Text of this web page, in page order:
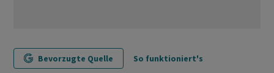
Bevorzugte Quelle So funktioniert's